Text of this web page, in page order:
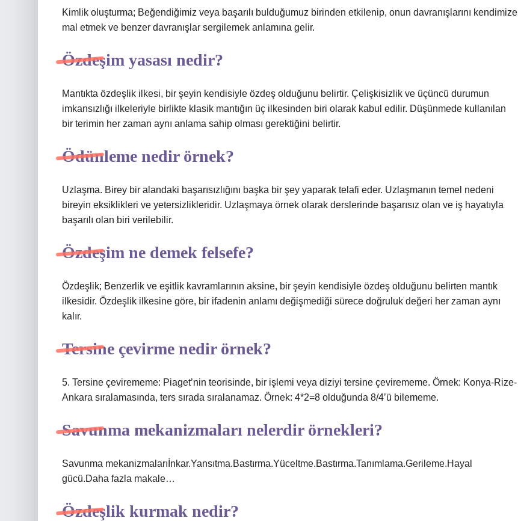
Kimlik oluşturma; Beğendiğimiz veya başarılı bulduğumuz birinden etkilenip, onun davranışlarını kendimize
mal etmek ve benzer davranışlar sergilemek anlamına gelir.
Özdeşim yasası nedir?
Mantıkta özdeşlik ilkesi, bir şeyin kendisiyle özdeş olduğunu belirtir. Çelişkisizlik ve üçüncü durumun
imkansızlığı ilkeleriyle birlikte klasik mantığın üç ilkesinden biri olarak kabul edilir. Düşünmede kullanılan
bir terimin her zaman aynı anlama sahip olması gerektiğini belirtir.
Ödünleme nedir örnek?
Uzlaşma. Birey bir alandaki başarısızlığını başka bir şey yaparak telafi eder. Uzlaşmanın temel nedeni
bireyin eksiklikleri ve yetersizlikleridir. Uzlaşmaya örnek olarak derslerinde başarısız olan ve iş hayatıyla
başarılı olan biri verilebilir.
Özdeşim ne demek felsefe?
Özdeşlik; Benzerlik ve eşitlik kavramlarının aksine, bir şeyin kendisiyle özdeş olduğunu belirten mantık
ilkesidir. Özdeşlik ilkesine göre, bir ifadenin anlamı değişmediği sürece doğruluk değeri her zaman aynı
kalır.
Tersine çevirme nedir örnek?
5. Tersine çevirememe: Piaget’nin teorisinde, bir işlemi veya diziyi tersine çevirememe. Örnek: Konya-Rize-
Ankara sıralamasında, ters sırada sıralanamaz. Örnek: 4*2=8 olduğunda 8/4’ü bilememe.
Savunma mekanizmaları nelerdir örnekleri?
Savunma mekanizmalarıİnkar.Yansıtma.Bastırma.Yüceltme.Bastırma.Tanımlama.Gerileme.Hayal
gücü.Daha fazla makale…
Özdeşlik kurmak nedir?